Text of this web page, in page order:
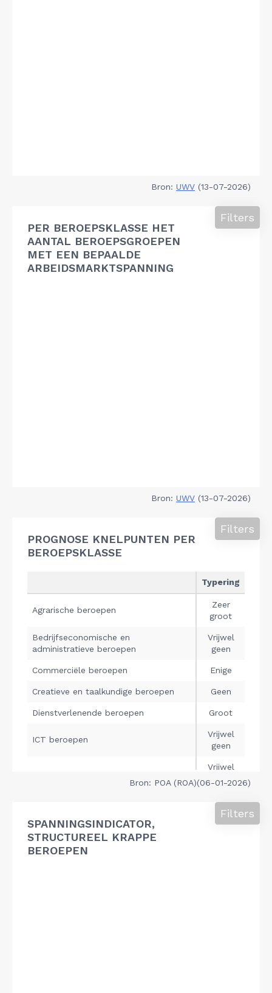
Bron: UWV (13-07-2026)
PER BEROEPSKLASSE HET
AANTAL BEROEPSGROEPEN
MET EEN BEPAALDE
ARBEIDSMARKTSPANNING
Filters
Bron: UWV (13-07-2026)
PROGNOSE KNELPUNTEN PER
BEROEPSKLASSE
Filters
Bron: POA (ROA)(06-01-2026)
SPANNINGSINDICATOR,
STRUCTUREEL KRAPPE
BEROEPEN
Filters